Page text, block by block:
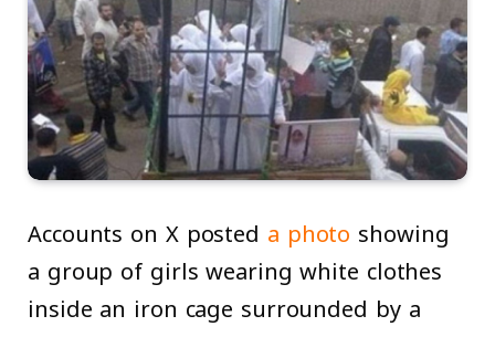
Accounts on X posted a photo showing
a group of girls wearing white clothes
inside an iron cage surrounded by a